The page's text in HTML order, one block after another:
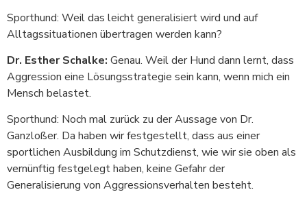
Sporthund: Weil das leicht generalisiert wird und auf
Alltagssituationen übertragen werden kann?
Dr. Esther Schalke: Genau. Weil der Hund dann lernt, dass
Aggression eine Lösungsstrategie sein kann, wenn mich ein
Mensch belastet.
Sporthund: Noch mal zurück zu der Aussage von Dr.
Ganzloßer. Da haben wir festgestellt, dass aus einer
sportlichen Ausbildung im Schutzdienst, wie wir sie oben als
vernünftig festgelegt haben, keine Gefahr der
Generalisierung von Aggressionsverhalten besteht.